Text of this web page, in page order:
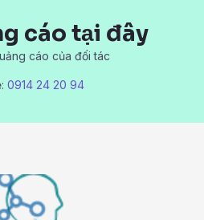
cáo tại đây
cáo của đối tác
0914 24 20 94